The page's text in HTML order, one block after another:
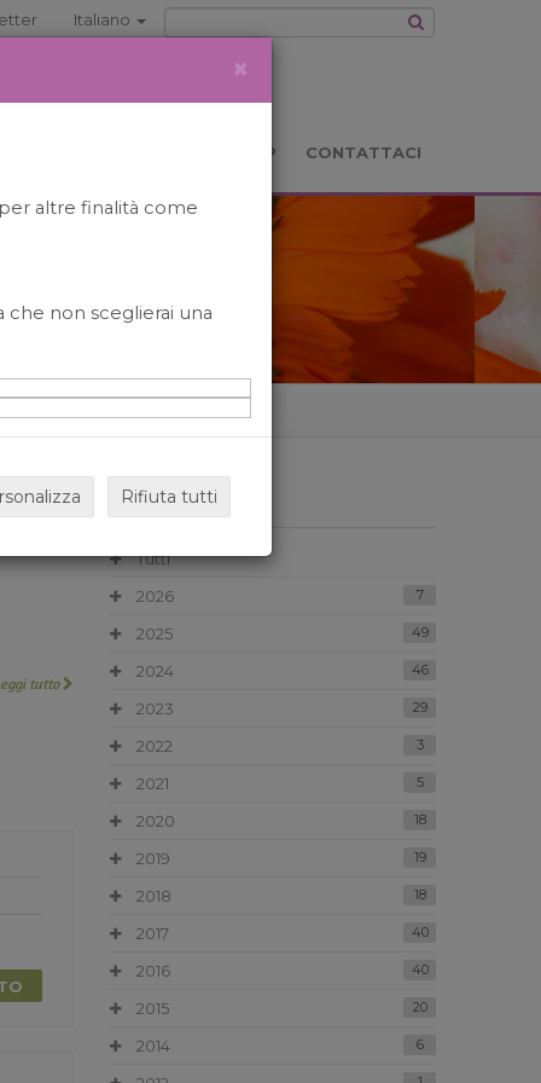
Italiano
BOOKSHOP CONTATTACI
tutto
ARCHIVIO
Tutti
2026
7
2025 49
2024 46
2023 29
2022 3
2021 5
2020 18
2019 19
2018 18
2017 40
2016 40
2015 20
2014 6
×
altre finalità come
che non sceglierai una
Rifiuta tutti